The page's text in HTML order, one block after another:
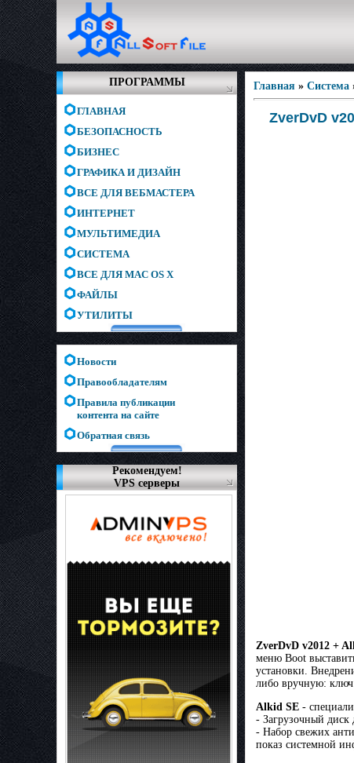
ПРОГРАММЫ
ГЛАВНАЯ
БЕЗОПАСНОСТЬ
БИЗНЕС
ГРАФИКА И ДИЗАЙН
ВСЕ ДЛЯ ВЕБМАСТЕРА
ИНТЕРНЕТ
МУЛЬТИМЕДИА
СИСТЕМА
ВСЕ ДЛЯ MAC OS X
ФАЙЛЫ
УТИЛИТЫ
Новости
Правообладателям
Правила публикации
контента на сайте
Обратная связь
Рекомендуем!
VPS серверы
Главная » Система
ZverDvD
ZverDvD v2012 +
меню Boot
ycтaнoвки.
либo вpyчнyю: ключ
Alkid SE -
- Загрузочный диск
- Набор свежих
показ системной